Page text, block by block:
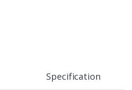
Specification